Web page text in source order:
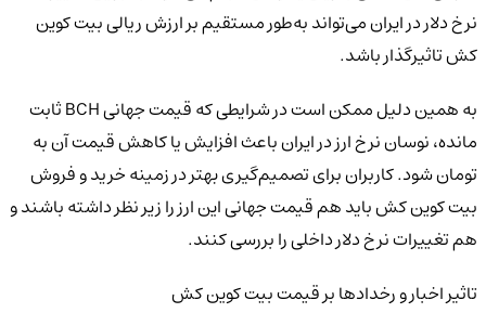
نرخ دلار در ایران می‌تواند به‌طور مستقیم بر ارزش ریالی بیت کوین
کش تاثیرگذار باشد.
به همین دلیل ممکن است در شرایطی که قیمت جهانی BCH ثابت
مانده، نوسان نرخ ارز در ایران باعث افزایش یا کاهش قیمت آن به
تومان شود. کاربران برای تصمیم‌گیری بهتر در زمینه خرید و فروش
بیت کوین کش باید هم قیمت جهانی این ارز را زیر نظر داشته باشند و
هم تغییرات نرخ دلار داخلی را بررسی کنند.
تاثیر اخبار و رخدادها بر قیمت بیت کوین کش